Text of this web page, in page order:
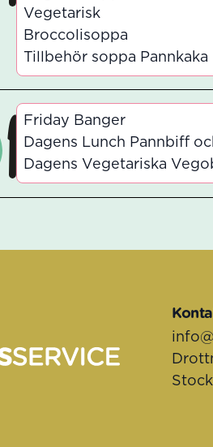
Vegetarisk
Broccolisoppa
Tillbehör soppa Pannkaka
Friday Banger
Dagens Lunch Pannbiff
Dagens Vegetariska